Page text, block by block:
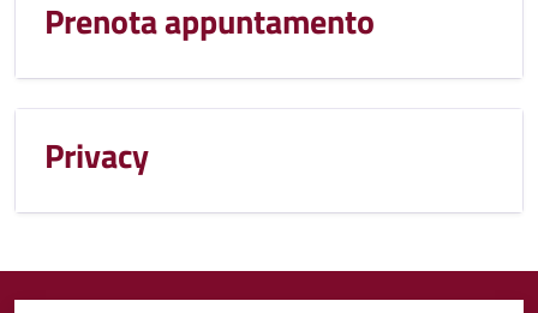
Prenota appuntamento
Privacy